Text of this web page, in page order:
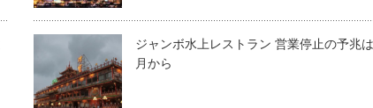
ジャンボ水上レストラン 営業停止の予兆
月から